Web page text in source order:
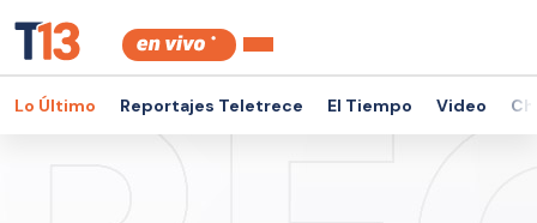
Lo Último Reportajes Teletrece El Tiempo Video